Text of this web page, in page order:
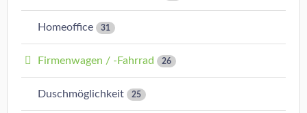
Homeoffice 31
Firmenwagen / -Fahrrad 26
Duschmöglichkeit 25